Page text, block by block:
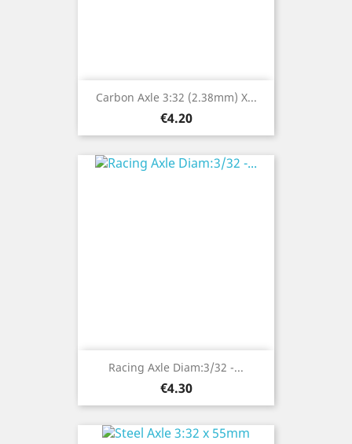
Carbon Axle 3:32 (2.38mm) X...
Price
€4.20
Racing Axle Diam:3/32 -...
Price
€4.30